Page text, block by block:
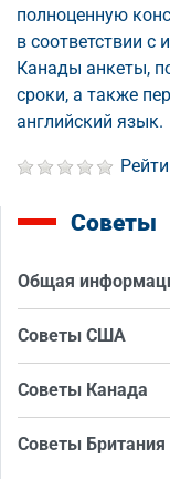
полноценную
в соответствии
Канады анкеты,
сроки, а также
английский язык.
Советы
Общая
Советы США
Советы Канада
Советы Британия